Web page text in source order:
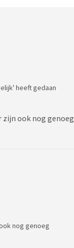
heeft gedaan
zijn ook nog genoeg
nog genoeg